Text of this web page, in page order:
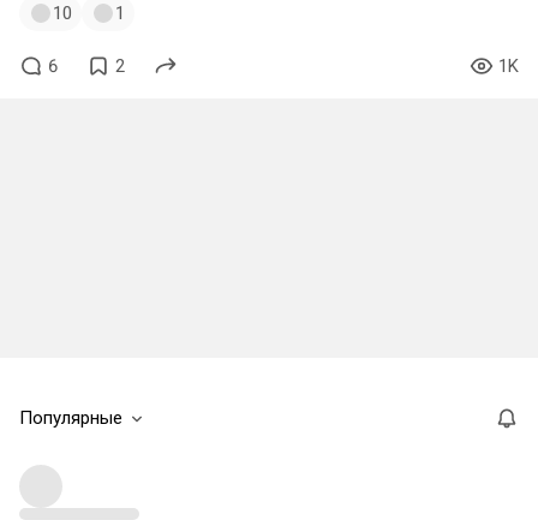
10 1
6 2 1K
Популярные